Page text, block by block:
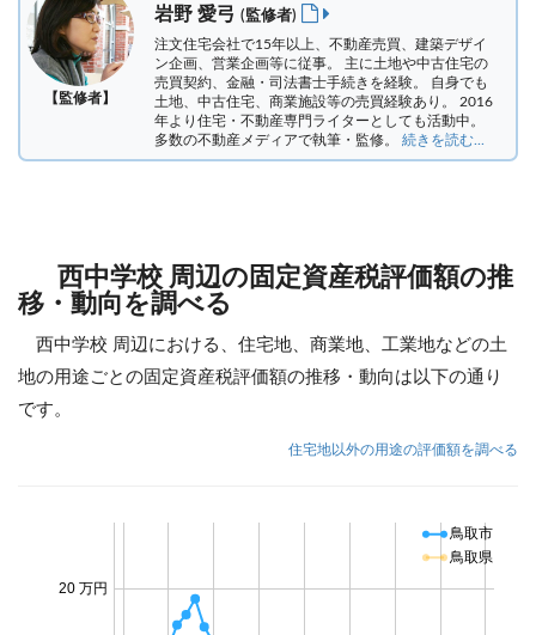
【監修者】
岩野 愛弓 (監修者)
注文住宅会社で15年以上、不動産売買、建築デザイ
ン企画、営業企画等に従事。 主に土地や中古住宅の
売買契約、金融・司法書士手続きを経験。 自身でも
土地、中古住宅、商業施設等の売買経験あり。 2016
年より住宅・不動産専門ライターとしても活動中。
多数の不動産メディアで執筆・監修。 続きを読む...
西中学校 周辺の固定資産税評価額の推
移・動向を調べる
西中学校 周辺における、住宅地、商業地、工業地などの土
地の用途ごとの固定資産税評価額の推移・動向は以下の通り
です。
住宅地以外の用途の評価額を調べる
20 万円
鳥取市
鳥取県